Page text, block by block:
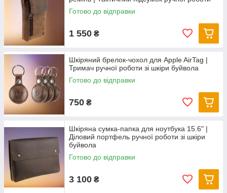
Готово до відправки
1 550 ₴
Шкіряний брелок-чохол для Apple AirTag |
Тримач ручної роботи зі шкіри буйвола
Готово до відправки
750 ₴
Шкіряна сумка-папка для ноутбука 15.6" |
Діловий портфель ручної роботи зі шкіри
буйвола
Готово до відправки
3 100 ₴